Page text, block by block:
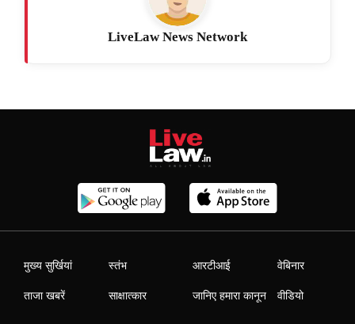
LiveLaw News Network
मुख्य सुर्खियां
ताजा खबरें
स्तंभ
साक्षात्कार
आरटीआई
जानिए हमारा कानून
वेबिनार
वीडियो